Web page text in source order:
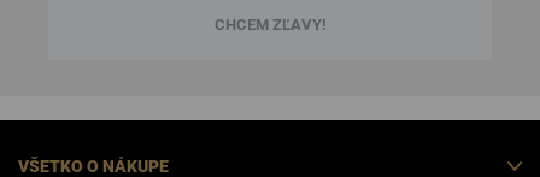
CHCEM ZĽAVY!
VŠETKO O NÁKUPE